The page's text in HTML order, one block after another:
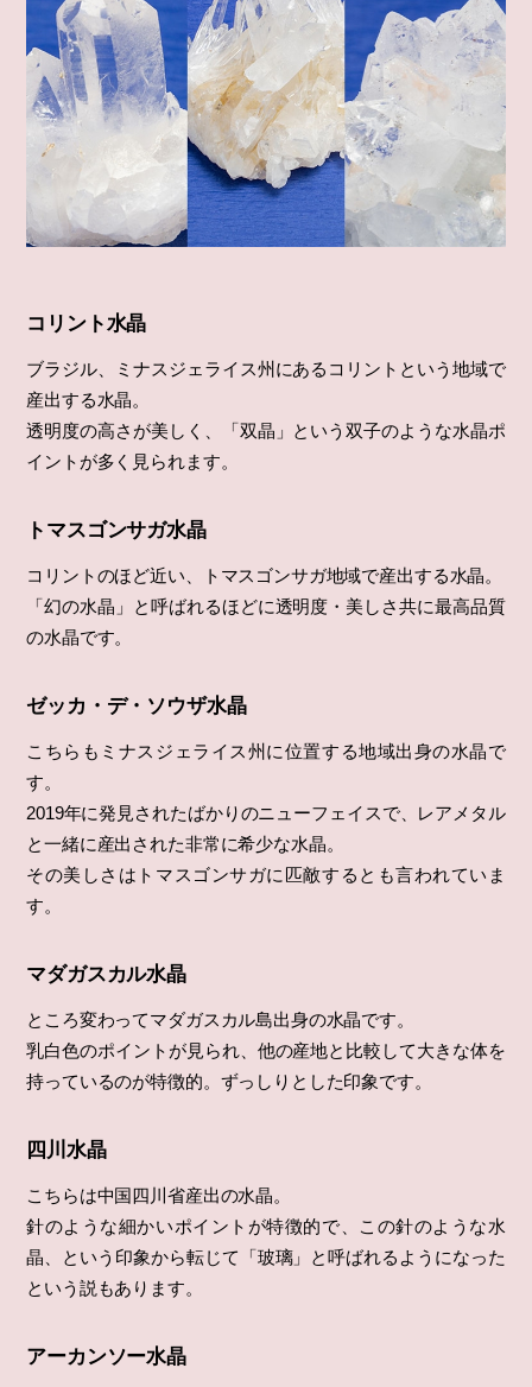
コリント水晶
ブラジル、ミナスジェライス州にあるコリントという地域で
産出する水晶。
透明度の高さが美しく、「双晶」という双子のような水晶ポ
イントが多く見られます。
トマスゴンサガ水晶
コリントのほど近い、トマスゴンサガ地域で産出する水晶。
「幻の水晶」と呼ばれるほどに透明度・美しさ共に最高品質
の水晶です。
ゼッカ・デ・ソウザ水晶
こちらもミナスジェライス州に位置する地域出身の水晶で
す。
2019年に発見されたばかりのニューフェイスで、レアメタル
と一緒に産出された非常に希少な水晶。
その美しさはトマスゴンサガに匹敵するとも言われていま
す。
マダガスカル水晶
ところ変わってマダガスカル島出身の水晶です。
乳白色のポイントが見られ、他の産地と比較して大きな体を
持っているのが特徴的。ずっしりとした印象です。
四川水晶
こちらは中国四川省産出の水晶。
針のような細かいポイントが特徴的で、この針のような水
晶、という印象から転じて「玻璃」と呼ばれるようになった
という説もあります。
アーカンソー水晶